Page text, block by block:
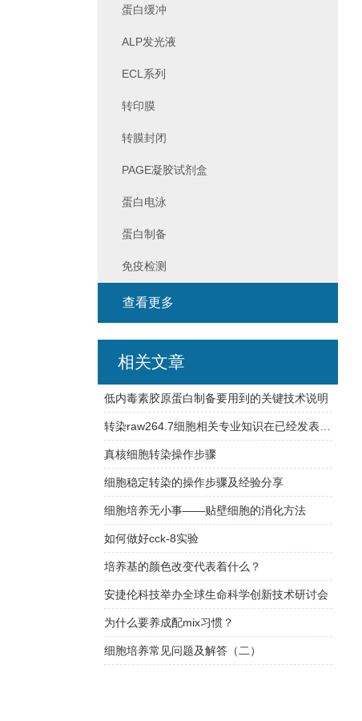
蛋白缓冲
ALP发光液
ECL系列
转印膜
转膜封闭
PAGE凝胶试剂盒
蛋白电泳
蛋白制备
免疫检测
查看更多
相关文章
低内毒素胶原蛋白制备要用到的关键技术说明
真核细胞转染操作步骤
细胞稳定转染的操作步骤及经验分享
细胞培养无小事——贴壁细胞的消化方法
如何做好cck-8实验
培养基的颜色改变代表着什么？
安捷伦科技举办全球生命科学创新技术研讨会
为什么要养成配mix习惯？
细胞培养常见问题及解答（二）